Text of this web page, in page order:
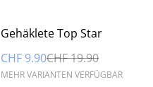
%
Gehäklete Top Star
CHF 9.90CHF 19.90
MEHR VARIANTEN VERFÜGBAR